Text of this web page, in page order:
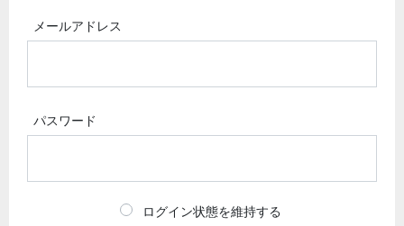
メールアドレス
パスワード
ログイン状態を維持する